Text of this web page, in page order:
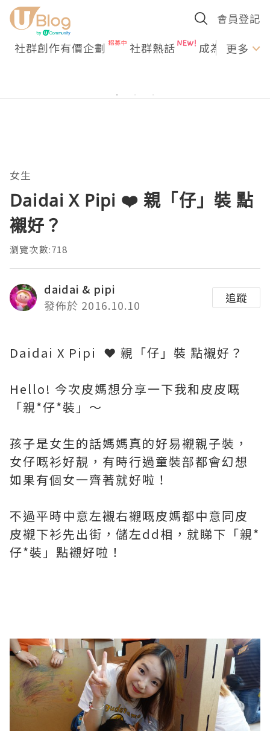
會員登記
社群創作有價企劃 社群熱話 成為U更多
女生
Daidai X Pipi ❤️ 親「仔」裝 點
襯好？
瀏覽次數:718
daidai & pipi
發佈於 2016.10.10
追蹤
Daidai X Pipi ❤️ 親「仔」裝 點襯好？
Hello! 今次皮媽想分享一下我和皮皮嘅
「親*仔*裝」～
孩子是女生的話媽媽真的好易襯親子裝，
女仔嘅衫好靚，有時行過童裝部都會幻想
如果有個女一齊著就好啦！
不過平時中意左襯右襯嘅皮媽都中意同皮
皮襯下衫先出街， 儲左dd相，就睇下「親*
仔*裝」點襯好啦！